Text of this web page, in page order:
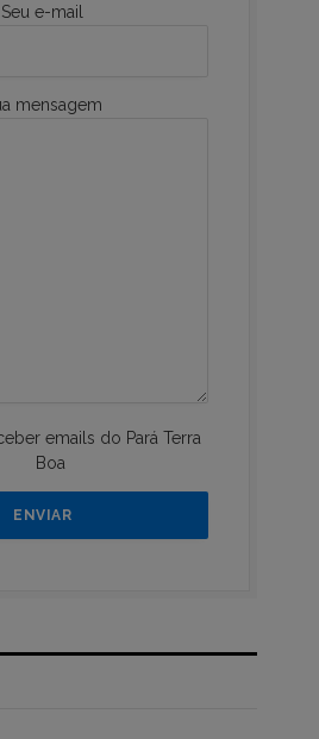
Seu e-mail
mensagem
emails do Pará Terra
Boa